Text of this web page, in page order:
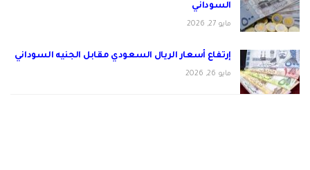
السوداني
مايو 27, 2026
إرتفاع أسعار الريال السعودي مقابل الجنيه السوداني
مايو 26, 2026